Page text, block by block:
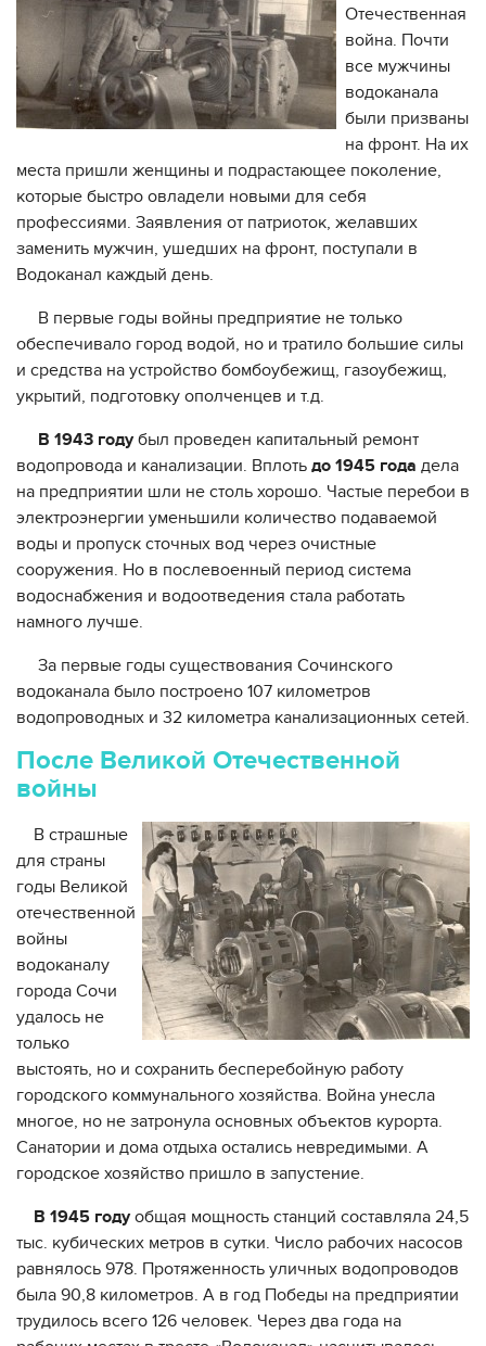
Отечественная
война. Почти
все мужчины
водоканала
были призваны
на фронт. На их
места пришли женщины и подрастающее поколение,
которые быстро овладели новыми для себя
профессиями. Заявления от патриоток, желавших
заменить мужчин, ушедших на фронт, поступали в
Водоканал каждый день.
В первые годы войны предприятие не только
обеспечивало город водой, но и тратило большие силы
и средства на устройство бомбоубежищ, газоубежищ,
укрытий, подготовку ополченцев и т.д.
В 1943 годубыл проведен капитальный ремонт
водопровода и канализации. Вплоть до 1945 года дела
на предприятии шли не столь хорошо. Частые перебои в
электроэнергии уменьшили количество подаваемой
воды и пропуск сточных вод через очистные
сооружения. Но в послевоенный период система
водоснабжения и водоотведения стала работать
намного лучше.
За первые годы существования Сочинского
водоканала было построено 107 километров
водопроводных и 32 километра канализационных сетей.
После Великой Отечественной
войны
В страшные
для страны
годы Великой
отечественной
войны
водоканалу
города Сочи
удалось не
только
выстоять, но и сохранить бесперебойную работу
городского коммунального хозяйства. Война унесла
многое, но не затронула основных объектов курорта.
Санатории и дома отдыха остались невредимыми. А
городское хозяйство пришло в запустение.
В 1945 годуобщая мощность станций составляла 24,5
тыс. кубических метров в сутки. Число рабочих насосов
равнялось 978. Протяженность уличных водопроводов
была 90,8 километров. А в год Победы на предприятии
трудилось всего 126 человек. Через два года на